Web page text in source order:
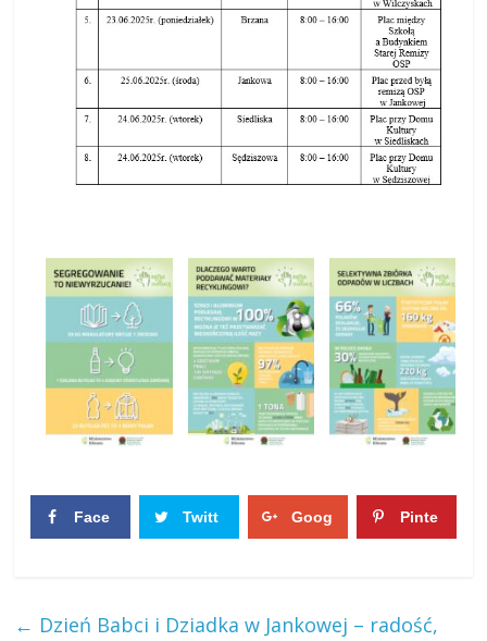
Face Twitt Goog Pinte
← Dzień Babci i Dziadka w Jankowej – radość,